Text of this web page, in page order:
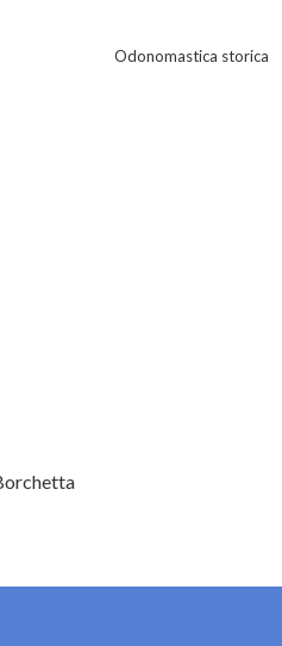
Odonomastica storica